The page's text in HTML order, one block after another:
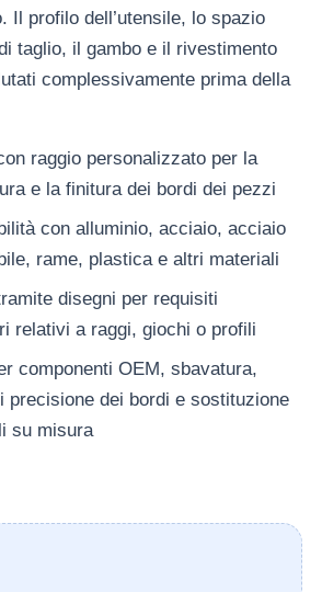
Il profilo dell’utensile, lo spazio
taglio, il gambo e il rivestimento
complessivamente prima della
raggio personalizzato per la
e la finitura dei bordi dei pezzi
con alluminio, acciaio, acciaio
rame, plastica e altri materiali
disegni per requisiti
relativi a raggi, giochi o profili
componenti OEM, sbavatura,
precisione dei bordi e sostituzione
su misura